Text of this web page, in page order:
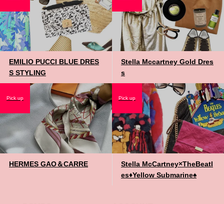
EMILIO PUCCI BLUE DRES
S STYLING
Stella Mccartney Gold Dres
s
HERMES GAO＆CARRE
Pick up
Stella McCartney×TheBeatl
es♦️Yellow Submarine♠️
Pick up